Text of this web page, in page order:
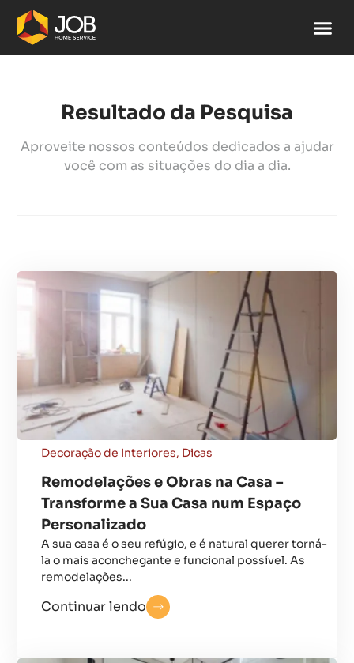
Resultado da Pesquisa
Aproveite nossos conteúdos dedicados a ajudar
você com as situações do dia a dia.
Decoração de Interiores, Dicas
Remodelações e Obras na Casa –
Transforme a Sua Casa num Espaço
Personalizado
A sua casa é o seu refúgio, e é natural querer torná-
la o mais aconchegante e funcional possível. As
remodelações...
Continuar lendo